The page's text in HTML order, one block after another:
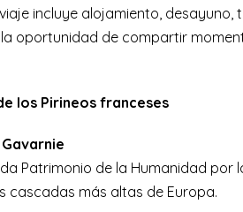
incluye alojamiento,
oportunidad de compartir
los Pirineos franceses
Patrimonio de la Humanidad por
cascadas más altas de Europa.